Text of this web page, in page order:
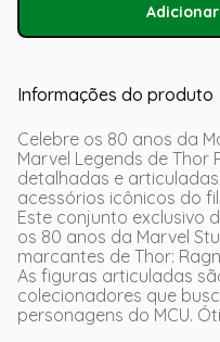
Informações do produto
Celebre os 80 anos da
Marvel Legends de Thor
detalhadas e
acessórios icônicos do
Este conjunto exclusivo
os 80 anos da Marvel
marcantes de Thor:
As figuras articuladas
colecionadores que
personagens do MCU.